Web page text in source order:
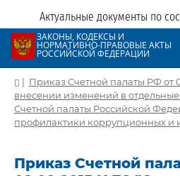
Актуальные документы по
ЗАКОНЫ, КОДЕКСЫ И
НОРМАТИВНО-ПРАВОВЫЕ АКТЫ
РОССИЙСКОЙ ФЕДЕРАЦИИ
| Приказ Счетной палаты РФ от
внесении изменений в
Счетной палаты Российской
профилактики коррупционных и
Приказ Счетной